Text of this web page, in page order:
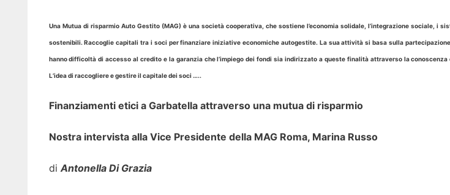
Una Mutua di risparmio Auto Gestito (MAG) è una società cooperativa, che sostiene l’economia solidale, l’integrazione sociale, i
sostenibili. Raccoglie capitali tra i soci per finanziare iniziative economiche autogestite. La sua attività si basa sulla
hanno difficoltà di accesso al credito e la garanzia che l’impiego dei fondi sia indirizzato a queste finalità attraverso la
L’idea di raccogliere e gestire il capitale dei soci …..
Finanziamenti etici a Garbatella attraverso una mutua di risparmio
Nostra intervista alla Vice Presidente della MAG Roma, Marina Russo
di Antonella Di Grazia